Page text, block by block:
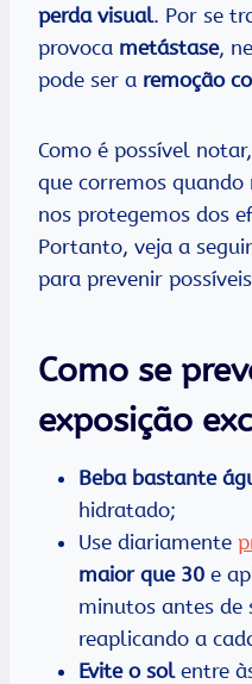
perda visual. Por se
provoca metástase,
pode ser a remoção
Como é possível
que corremos
nos protegemos dos
Portanto, veja a
para prevenir
Como se
exposição
Beba bastante
hidratado;
Use diariamente
maior que 30 e
minutos antes de
reaplicando a
Evite o solentre